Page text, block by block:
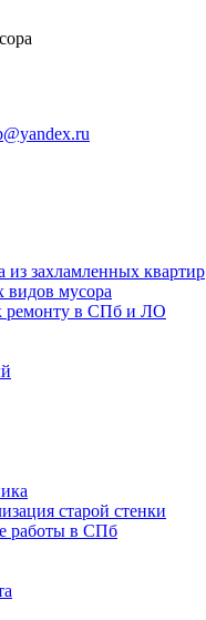
из захламленных квартир
мусора
ремонту в СПб и ЛО
старой стенки
работы в СПб